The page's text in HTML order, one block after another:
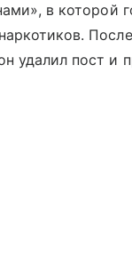
в которой
удалил пост и